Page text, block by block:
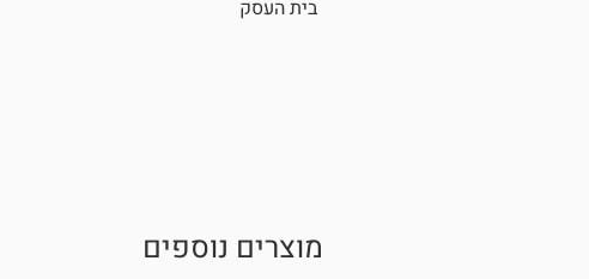
בית העסק
מוצרים נוספים